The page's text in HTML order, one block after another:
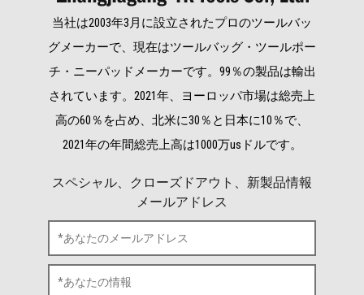
当社は2003年3月に設立されたプロのツールバッ
グメーカーで、現在はツールバッグ・ツールポー
チ・ニーパッドメーカーです。99％の製品は輸出
されています。2021年、ヨーロッパ市場は総売上
高の60％を占め、北米に30％と日本に10％で、
2021年の年間総売上高は1000万usドルです。
スペシャル、クローズドアウト、新製品情報
メールアドレス